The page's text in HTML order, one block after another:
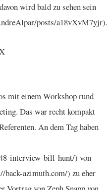
wird bald zu sehen sein
posts/a18vXvM7yjr).
mit einem Workshop rund
Das war recht kompakt
An dem Tag haben
interview-bill-hunt/) von
azimuth.com/) zu eher